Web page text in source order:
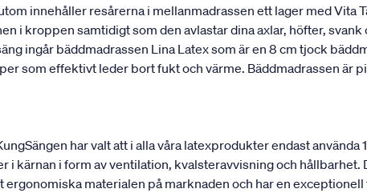
innehåller resårerna i mellanmadrassen ett lager med Vita
i kroppen samtidigt som den avlastar dina axlar, höfter,
ingår bäddmadrassen Lina Latex som är en 8 cm tjock
som effektivt leder bort fukt och värme. Bäddmadrassen är
har valt att i alla våra latexprodukter endast använda
kärnan i form av ventilation, kvalsteravvisning och hållbarhet.
materialen på marknaden och har en